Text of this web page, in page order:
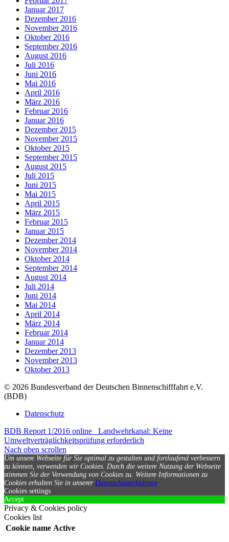
Januar 2017
Dezember 2016
November 2016
Oktober 2016
September 2016
August 2016
Juli 2016
Juni 2016
Mai 2016
April 2016
März 2016
Februar 2016
Januar 2016
Dezember 2015
November 2015
Oktober 2015
September 2015
August 2015
Juli 2015
Juni 2015
Mai 2015
April 2015
März 2015
Februar 2015
Januar 2015
Dezember 2014
November 2014
Oktober 2014
September 2014
August 2014
Juli 2014
Juni 2014
Mai 2014
April 2014
März 2014
Februar 2014
Januar 2014
Dezember 2013
November 2013
Oktober 2013
© 2026 Bundesverband der Deutschen Binnenschifffahrt e.V.
(BDB)
Datenschutz
BDB Report 1/2016 online
Landwehrkanal: Keine
Umweltverträglichkeitsprüfung erforderlich
Nach oben scrollen
Um unsere Webseite für Sie optimal zu gestalten und fortlaufend verbessern
zu können, verwenden wir Cookies. Durch die weitere Nutzung der Webseite
stimmen Sie der Verwendung von Cookies zu. Weitere Informationen zu
Cookies erhalten Sie in unserer Datenschutzerklärung.
Cookies settings
Accept
Privacy & Cookies policy
Cookies list
Cookie name Active